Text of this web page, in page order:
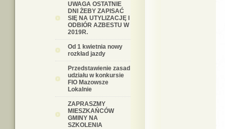
UWAGA OSTATNIE
DNI ŻEBY ZAPISAĆ
SIĘ NA UTYLIZACJĘ I
ODBIÓR AZBESTU W
2019R.
Od 1 kwietnia nowy
rozkład jazdy
Przedstawienie zasad
udziału w konkursie
FIO Mazowsze
Lokalnie
ZAPRASZMY
MIESZKAŃCÓW
GMINY NA
SZKOLENIA